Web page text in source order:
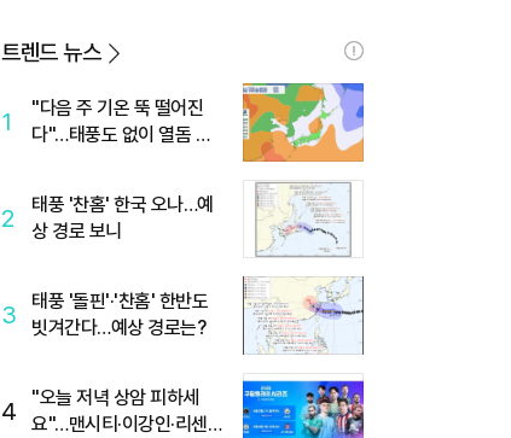
트렌드 뉴스
1
"다음 주 기온 뚝 떨어진
다"…태풍도 없이 열돔 박
2
태풍 '찬홈' 한국 오나…예
상 경로 보니
3
태풍 '돌핀'·'찬홈' 한반도
빗겨간다…예상 경로는?
4
"오늘 저녁 상암 피하세
요"…맨시티·이강인·리센느